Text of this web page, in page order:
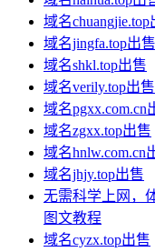
域名chuangjie.top
域名jingfa.top出售
域名shkl.top出售
域名verily.top出售
域名pgxx.com.cn
域名zgxx.top出售
域名hnlw.com.cn
域名jhjy.top出售
无需科学上网，
图文教程
域名cyzx.top出售